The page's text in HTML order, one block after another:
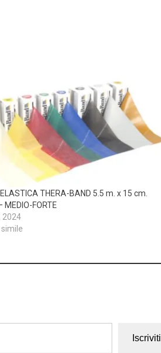
THERA-BAND 5.5 m. x 15 cm.
MEDIO-FORTE
2024
Iscriviti